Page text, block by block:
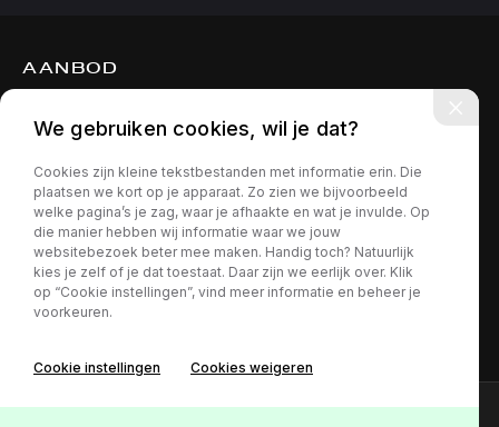
AANBOD
OVER ONS
CONTACT
We gebruiken cookies, wil je dat?
Cookies zijn kleine tekstbestanden met informatie erin. Die
plaatsen we kort op je apparaat. Zo zien we bijvoorbeeld
welke pagina’s je zag, waar je afhaakte en wat je invulde. Op
die manier hebben wij informatie waar we jouw
websitebezoek beter mee maken. Handig toch? Natuurlijk
kies je zelf of je dat toestaat. Daar zijn we eerlijk over. Klik
op “Cookie instellingen”, vind meer informatie en beheer je
voorkeuren.
Cookie instellingen Cookies weigeren